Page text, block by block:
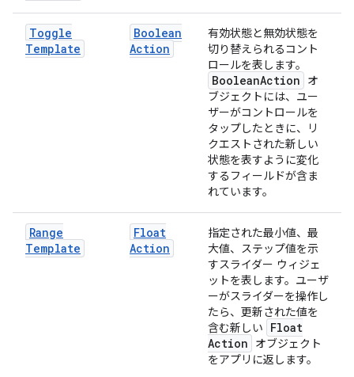
Toggle
Template
Boolean
Action
有効状態と無効状態を
切り替えられるコント
ロールを表します。
BooleanAction
オ
ブジェクトには、ユー
ザーがコントロールを
タップしたときに、リ
クエストされた新しい
状態を表すように変化
するフィールドが含ま
れています。
Range
Template
Float
Action
指定された最小値、最
大値、ステップ値を示
すスライダー ウィジェ
ットを表します。ユーザ
ーがスライダーを操作し
たら、更新された値を
含む新しい
Float
Action
オブジェクト
をアプリに返します。